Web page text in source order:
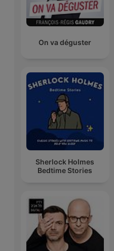
On va déguster
Sherlock Holmes
Bedtime Stories